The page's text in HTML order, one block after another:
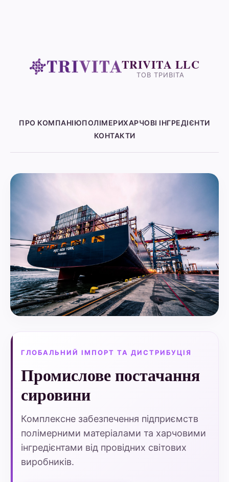
TRIVITA LLC
ТОВ ТРИВІТА
ПРО КОМПАНІЮПОЛІМЕРИХАРЧОВІ ІНГРЕДІЄНТИ
КОНТАКТИ
ГЛОБАЛЬНИЙ ІМПОРТ ТА ДИСТРИБУЦІЯ
Промислове постачання
сировини
Комплексне забезпечення підприємств
полімерними матеріалами та харчовими
інгредієнтами від провідних світових
виробників.